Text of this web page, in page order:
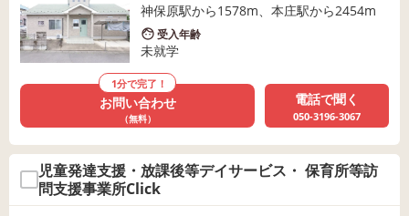
神保原駅から1578m、本庄駅から2454m
受入年齢
未就学
1分で完了！
お問い合わせ
（無料）
電話で聞く
050-3196-3067
児童発達支援・放課後等デイサービス・ 保育所等訪
問支援事業所Click